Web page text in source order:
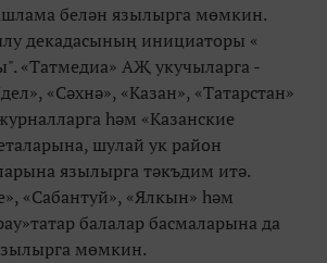
белән язылырга мөмкин.
декадасының инициаторы «
«Татмедиа» АҖ укучыларга -
«Сәхнә», «Казан», «Татарстан»
һәм «Казанские
шулай ук район
язылырга тәкъдим итә.
«Сабантуй», «Ялкын» һәм
балалар басмаларына да
мөмкин.